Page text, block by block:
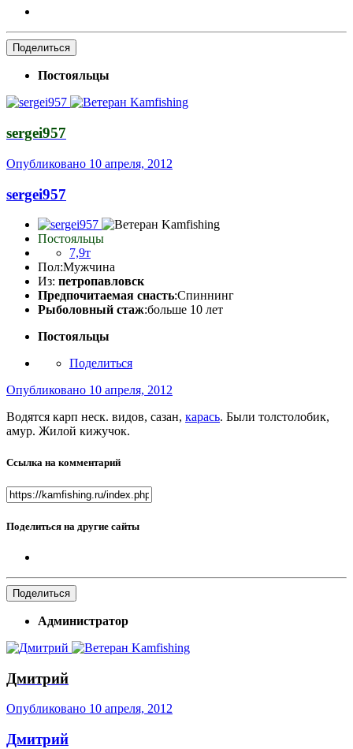
Поделиться
Постояльцы
sergei957
Опубликовано 10 апреля, 2012
sergei957
Постояльцы
7,9т
Пол:Мужчина
Из: петропавловск
Предпочитаемая снасть:Спиннинг
Рыболовный стаж:больше 10 лет
Постояльцы
Поделиться
Опубликовано 10 апреля, 2012
Водятся карп неск. видов, сазан, карась. Были толстолобик,
амур. Жилой кижучок.
Ссылка на комментарий
Поделиться на другие сайты
Поделиться
Администратор
Дмитрий
Опубликовано 10 апреля, 2012
Дмитрий